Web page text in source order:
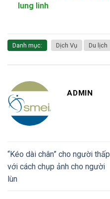
lung linh
Danh mục: Dịch Vụ Du lịch
ADMIN
“Kéo dài chân” cho người thấp
với cách chụp ảnh cho người
lùn